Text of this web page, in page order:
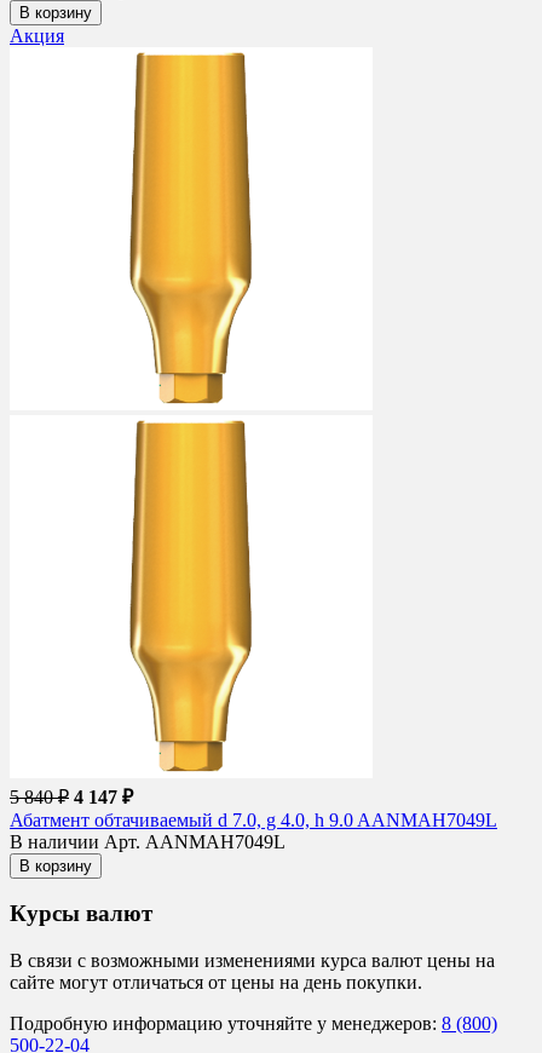
В корзину
Акция
5 840 ₽ 4 147 ₽
Абатмент обтачиваемый d 7.0, g 4.0, h 9.0 AANMAH7049L
В наличии Арт. AANMAH7049L
В корзину
Курсы валют
В связи с возможными изменениями курса валют цены на
сайте могут отличаться от цены на день покупки.
Подробную информацию уточняйте у менеджеров: 8 (800)
500-22-04